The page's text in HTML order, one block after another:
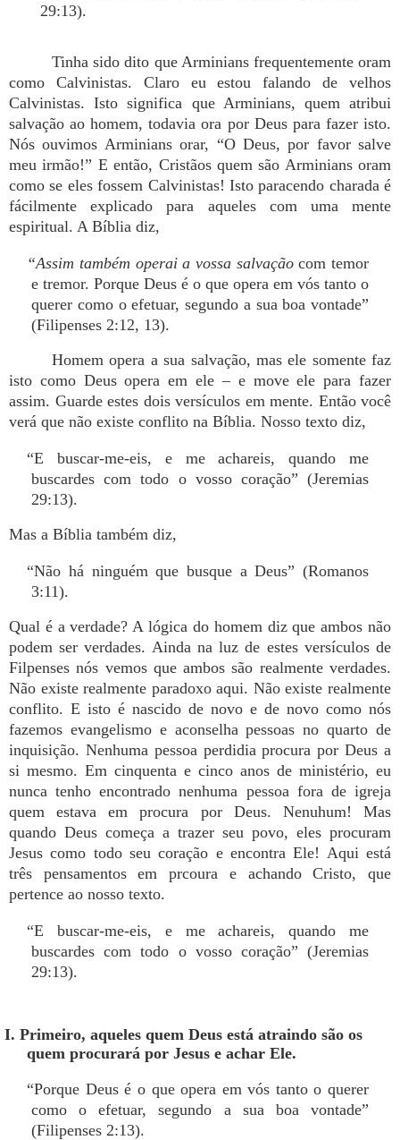
29:13).
Tinha sido dito que Arminians frequentemente oram
como Calvinistas. Claro eu estou falando de velhos
Calvinistas. Isto significa que Arminians, quem atribui
salvação ao homem, todavia ora por Deus para fazer isto.
Nós ouvimos Arminians orar, “O Deus, por favor salve
meu irmão!” E então, Cristãos quem são Arminians oram
como se eles fossem Calvinistas! Isto paracendo charada é
fácilmente explicado para aqueles com uma mente
espiritual. A Bíblia diz,
“Assim também operai a vossa salvaçãocom temor
e tremor. Porque Deus é o que opera em vós tanto o
querer como o efetuar, segundo a sua boa vontade”
(Filipenses 2:12, 13).
Homem opera a sua salvação, mas ele somente faz
isto como Deus opera em ele – e move ele para fazer
assim. Guarde estes dois versículos em mente. Então você
verá que não existe conflito na Bíblia. Nosso texto diz,
“E buscar-me-eis, e me achareis, quando me
buscardes com todo o vosso coração” (Jeremias
29:13).
Mas a Bíblia também diz,
“Não há ninguém que busque a Deus” (Romanos
3:11).
Qual é a verdade? A lógica do homem diz que ambos não
podem ser verdades. Ainda na luz de estes versículos de
Filpenses nós vemos que ambos são realmente verdades.
Não existe realmente paradoxo aqui. Não existe realmente
conflito. E isto é nascido de novo e de novo como nós
fazemos evangelismo e aconselha pessoas no quarto de
inquisição. Nenhuma pessoa perdidia procura por Deus a
si mesmo. Em cinquenta e cinco anos de ministério, eu
nunca tenho encontrado nenhuma pessoa fora de igreja
quem estava em procura por Deus. Nenuhum! Mas
quando Deus começa a trazer seu povo, eles procuram
Jesus como todo seu coração e encontra Ele! Aqui está
três pensamentos em prcoura e achando Cristo, que
pertence ao nosso texto.
“E buscar-me-eis, e me achareis, quando me
buscardes com todo o vosso coração” (Jeremias
29:13).
I. Primeiro, aqueles quem Deus está atraindo são os
quem procurará por Jesus e achar Ele.
“Porque Deus é o que opera em vós tanto o querer
como o efetuar, segundo a sua boa vontade”
(Filipenses 2:13).